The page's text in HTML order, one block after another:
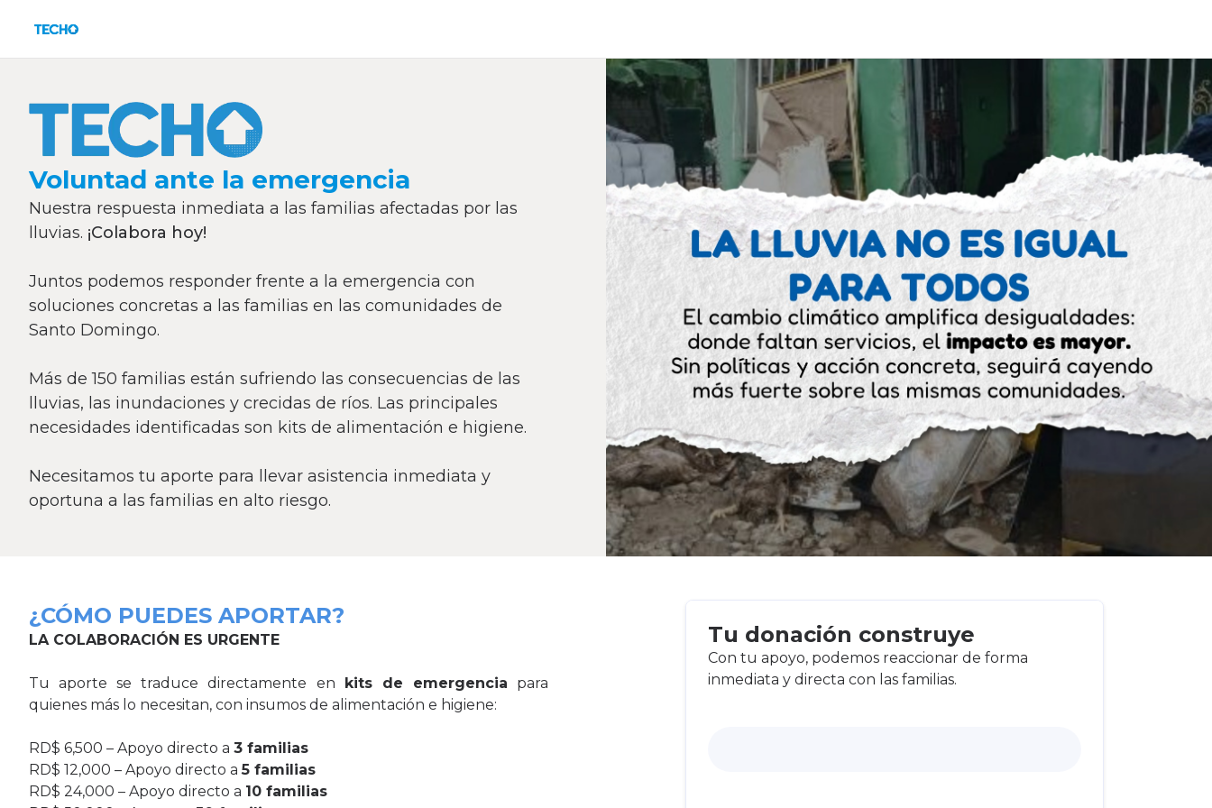
Voluntad ante la emergencia
Nuestra respuesta inmediata a las familias afectadas por las
lluvias. ¡Colabora hoy!
Juntos podemos responder frente a la emergencia con
soluciones concretas a las familias en las comunidades de
Santo Domingo.
Más de 150 familias están sufriendo las consecuencias de las
lluvias, las inundaciones y crecidas de ríos. Las principales
necesidades identificadas son kits de alimentación e higiene.
Necesitamos tu aporte para llevar asistencia inmediata y
oportuna a las familias en alto riesgo.
¿CÓMO PUEDES APORTAR?
LA COLABORACIÓN ES URGENTE
Tu aporte se traduce directamente en kits de emergencia para
quienes más lo necesitan, con insumos de alimentación e higiene:
RD$ 6,500 – Apoyo directo a 3 familias
RD$ 12,000 – Apoyo directo a5 familias
RD$ 24,000 – Apoyo directo a 10 familias
Tu donación construye
Con tu apoyo, podemos reaccionar de forma
inmediata y directa con las familias.